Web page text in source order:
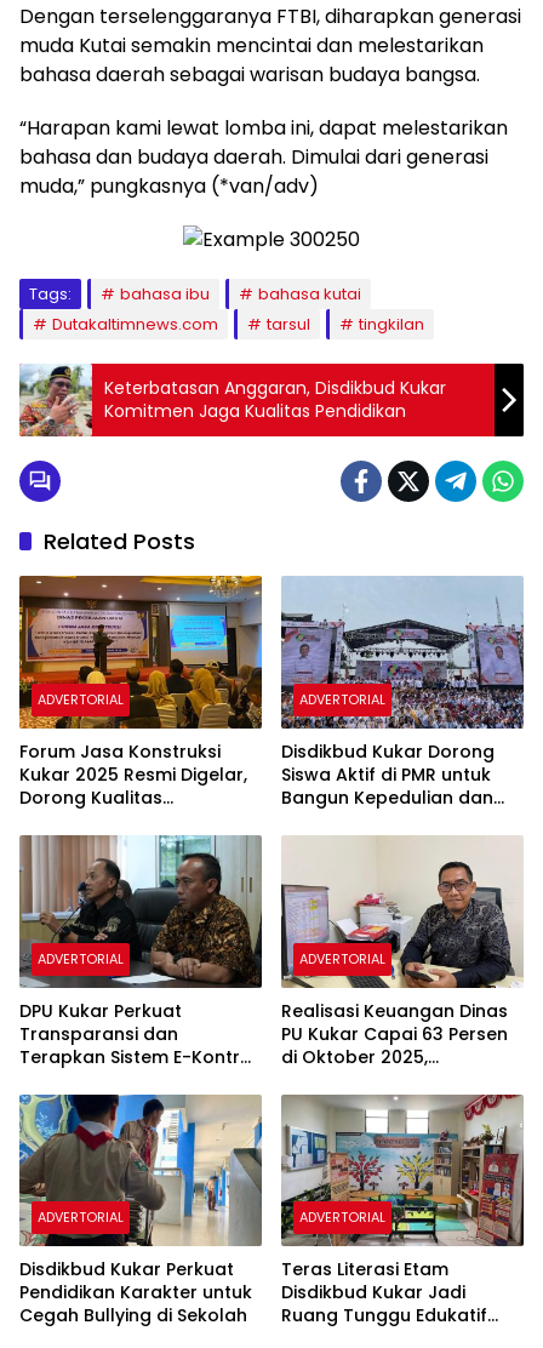
Dengan terselenggaranya FTBI, diharapkan generasi
muda Kutai semakin mencintai dan melestarikan
bahasa daerah sebagai warisan budaya bangsa.
“Harapan kami lewat lomba ini, dapat melestarikan
bahasa dan budaya daerah. Dimulai dari generasi
muda,” pungkasnya (*van/adv)
Tags: bahasa ibu
bahasa kutai
Dutakaltimnews.com
tarsul tingkilan
Keterbatasan Anggaran, Disdikbud Kukar
Komitmen Jaga Kualitas Pendidikan
Related Posts
ADVERTORIAL
Forum Jasa Konstruksi
Kukar 2025 Resmi Digelar,
Dorong Kualitas
Infrastruktur
ADVERTORIAL
Disdikbud Kukar Dorong
Siswa Aktif di PMR untuk
Bangun Kepedulian dan
Sekolah
ADVERTORIAL
DPU Kukar Perkuat
Transparansi dan
Terapkan Sistem E-Kontrak
ADVERTORIAL
Realisasi Keuangan Dinas
PU Kukar Capai 63 Persen
di Oktober 2025,
Sesuai Target
ADVERTORIAL
Disdikbud Kukar Perkuat
Pendidikan Karakter untuk
Cegah Bullying di Sekolah
ADVERTORIAL
Teras Literasi Etam
Disdikbud Kukar Jadi
Ruang Tunggu Edukatif